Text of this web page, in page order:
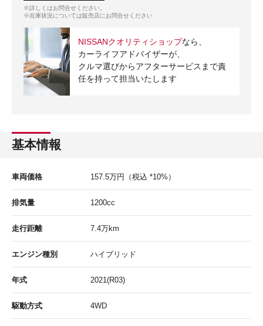
※詳しくはお問合せください。
※在庫状況については販売店にお問合せください
NISSANクオリティショップなら、
カーライフアドバイザーが、
クルマ選びからアフターサービスまで責
任を持って担当いたします
基本情報
車両価格 157.5万円 （税込 *10%）
排気量 1200cc
走行距離 7.4万km
エンジン種別 ハイブリッド
年式 2021(R03)
駆動方式 4WD